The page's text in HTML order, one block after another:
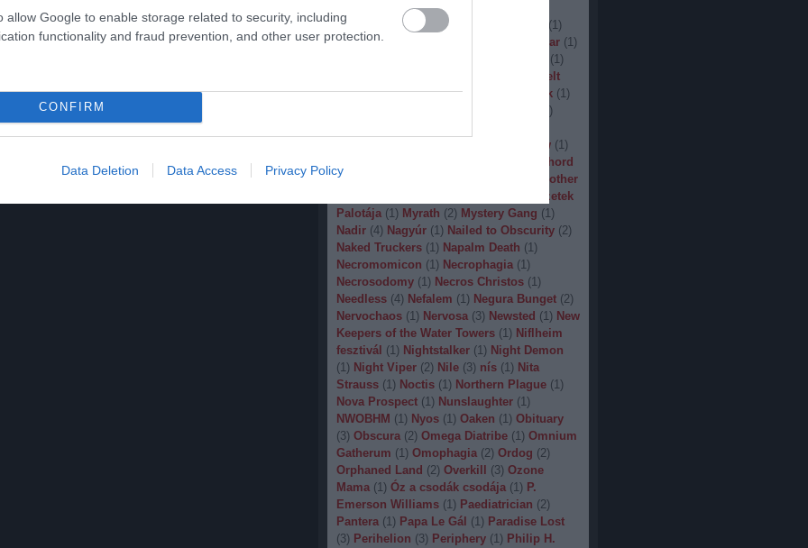
allow Google to enable storage related to security, including
functionality and fraud prevention, and other user protection.
CONFIRM
Data Deletion Data Access Privacy Policy
Makó Dávid
Malignancy
( Man.Machine.Industry (1)
Manegarm
Manowar (1)
(1)
Melt
Banana (1) Mercyful Fate Merrimack (1)
)
Moonsorrow (1)
Morhord
(1
Mother
Művészetek
Palotája (1) Myrath (2) Mystery Gang (1)
Nadir (4) Nagyúr (1) Nailed to Obscurity (2)
Naked Truckers (1) Napalm Death (1)
Necromomicon (1) Necrophagia (1)
Necrosodomy (1) Necros Christos (1)
Needless (4) Nefalem (1) Negura Bunget (2)
Nervochaos (1) Nervosa (3) Newsted (1) New
Keepers of the Water Towers (1) Niflheim
fesztivál (1) Nightstalker (1) Night Demon
(1) Night Viper (2) Nile (3) nís (1) Nita
Strauss (1) Noctis (1) Northern Plague (1)
Nova Prospect (1) Nunslaughter (1)
NWOBHM (1) Nyos (1) Oaken (1) Obituary
(3) Obscura (2) Omega Diatribe (1) Omnium
Gatherum (1) Omophagia (2) Ordog (2)
Orphaned Land (2) Overkill (3) Ozone
Mama (1) Óz a csodák csodája (1) P.
Emerson Williams (1) Paediatrician (2)
Pantera (1) Papa Le Gál (1) Paradise Lost
(3) Perihelion (3) Periphery (1) Philip H.